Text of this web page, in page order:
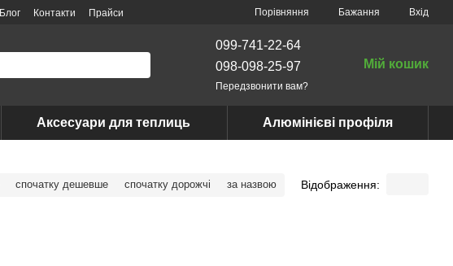
Блог Контакти Прайси Порівняння Бажання Вхід
099-741-22-64
098-098-25-97
Передзвонити вам?
Мій кошик
Аксесуари для теплиць Алюмінієві профіля
спочатку дешевше спочатку дорожчі за назвою Відображення: